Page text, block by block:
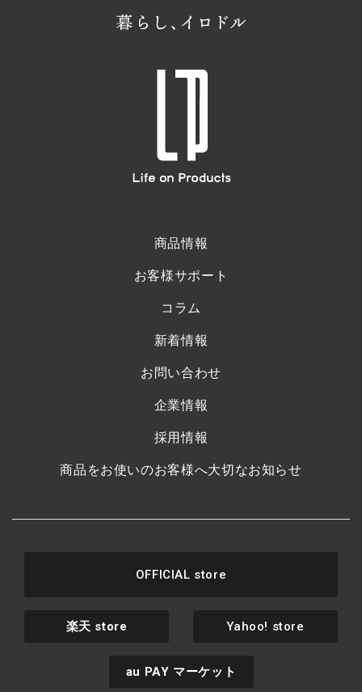
商品情報
お客様サポート
コラム
新着情報
お問い合わせ
企業情報
採用情報
商品をお使いのお客様へ大切なお知らせ
OFFICIAL store
楽天 store Yahoo! store
au PAY マーケット